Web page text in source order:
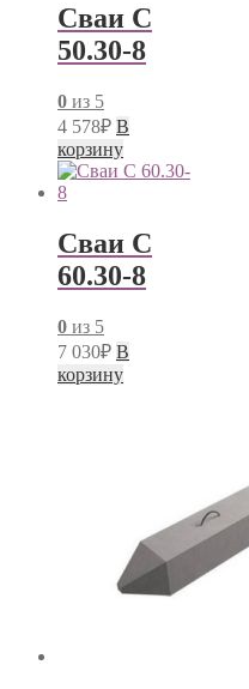
Сваи С
50.30-8
0 из 5
4 578₽ В
корзину
Сваи С
60.30-8
0 из 5
7 030₽ В
корзину